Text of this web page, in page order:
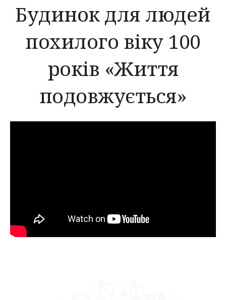
Будинок для людей
похилого віку 100
років «Життя
подовжується»